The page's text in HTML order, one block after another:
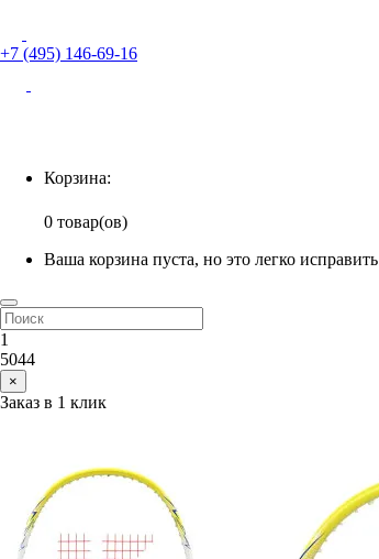
+7 (495) 146-69-16
Корзина:
0 товар(ов)
Ваша корзина пуста, но это легко исправить
1
5044
×
Заказ в 1 клик